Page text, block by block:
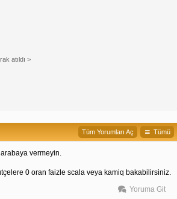
atıldı >
Tümü
Tüm Yorumları Aç
vermeyin.
0 oran faizle scala veya kamiq bakabilirsiniz.
Yoruma Git